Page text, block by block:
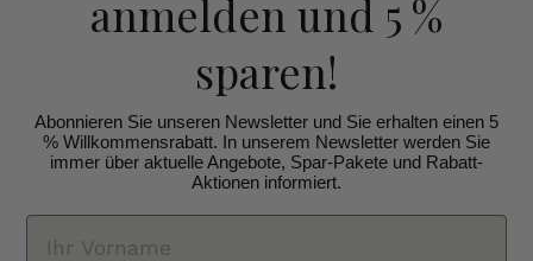
anmelden und 5 %
sparen!
Abonnieren Sie unseren Newsletter und Sie erhalten einen 5
% Willkommensrabatt. In unserem Newsletter werden Sie
immer über aktuelle Angebote, Spar-Pakete und Rabatt-
Aktionen informiert.